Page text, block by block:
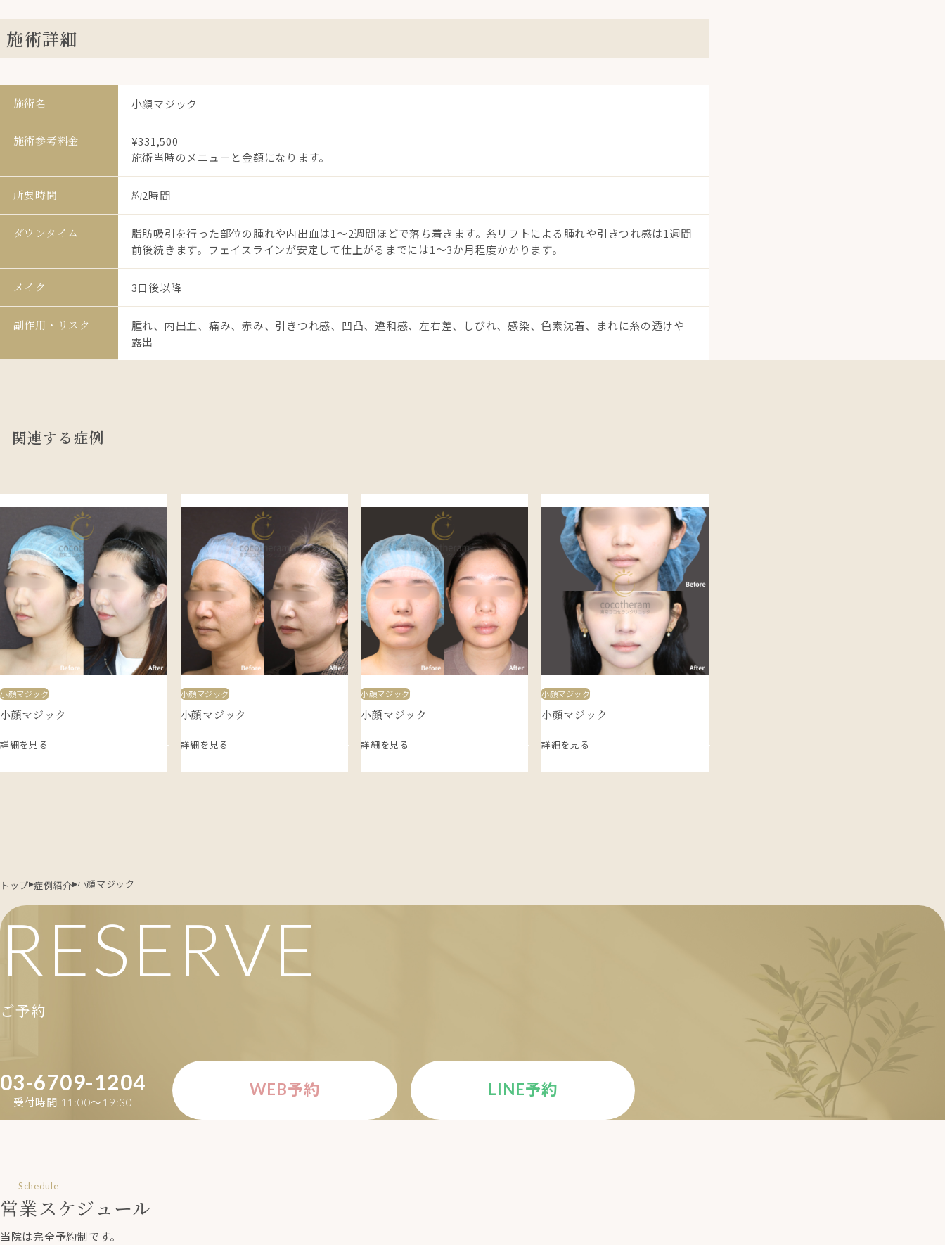
施術詳細
施術名 小顔マジック
施術参考料金
¥331,500
施術当時のメニューと金額になります。
所要時間 約2時間
ダウンタイム
脂肪吸引を行った部位の腫れや内出血は1〜2週間ほどで落ち着きます。糸リフトによる腫れや引きつれ感は1週間
前後続きます。フェイスラインが安定して仕上がるまでには1〜3か月程度かかります。
メイク 3日後以降
副作用・リスク
腫れ、内出血、痛み、赤み、引きつれ感、凹凸、違和感、左右差、しびれ、感染、色素沈着、まれに糸の透けや
露出
関連する症例
小顔マジック
小顔マジック
詳細を見る
小顔マジック
小顔マジック
詳細を見る
小顔マジック
小顔マジック
詳細を見る
小顔マジック
小顔マジック
詳細を見る
トップ 症例紹介 小顔マジック
RESERVE
ご予約
03-6709-1204
受付時間 11:00〜19:30
WEB予約 LINE予約
Schedule
営業スケジュール
当院は完全予約制です。